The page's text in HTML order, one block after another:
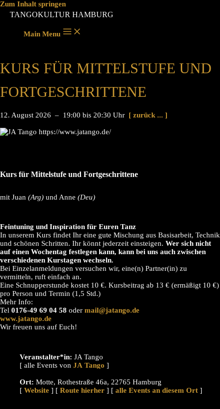
Zum Inhalt springen
TANGOKULTUR HAMBURG
Main Menu
KURS FÜR MITTELSTUFE UND
FORTGESCHRITTENE
12. August 2026 – 19:00 bis 20:30 Uhr [ zurück ... ]
Kurs für Mittelstufe und Fortgeschrittene
mit Juan (Arg) und Anne (Deu)
Feintuning und Inspiration für Euren Tanz
In unserem Kurs findet Ihr eine gute Mischung aus Basisarbeit, Technik
und schönen Schritten. Ihr könnt jederzeit einsteigen. Wer sich nicht
auf einen Wochentag festlegen kann, kann bei uns auch zwischen
verschiedenen Kurstagen wechseln.
Bei Einzelanmeldungen versuchen wir, eine(n) Partner(in) zu
vermitteln, ruft einfach an.
Eine Schnupperstunde kostet 10 €. Kursbeitrag ab 13 € (ermäßigt 10 €)
pro Person und Termin (1,5 Std.)
Mehr Info:
Tel 0176-49 69 04 58 oder mail@jatango.de
www.jatango.de
Wir freuen uns auf Euch!
Veranstalter*in: JA Tango
[ alle Events von
]
Ort: Motte, Rothestraße 46a, 22765 Hamburg
[ Website ] [ Route hierher ] [ alle Events an diesem Ort ]